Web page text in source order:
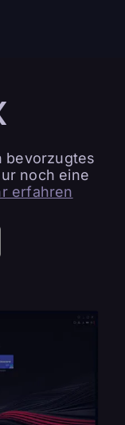
bevorzugtes
noch eine
erfahren